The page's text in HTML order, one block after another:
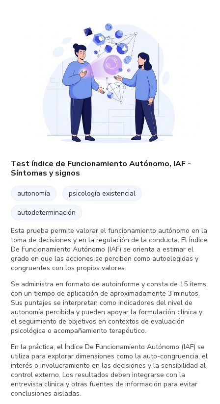
Test índice de Funcionamiento Autónomo, IAF -
Síntomas y signos
autonomía psicología existencial
autodeterminación
Esta prueba permite valorar el funcionamiento autónomo en la
toma de decisiones y en la regulación de la conducta. El Índice
De Funcionamiento Autónomo (IAF) se orienta a estimar el
grado en que las acciones se perciben como autoelegidas y
congruentes con los propios valores.
Se administra en formato de autoinforme y consta de 15 ítems,
con un tiempo de aplicación de aproximadamente 3 minutos.
Sus puntajes se interpretan como indicadores del nivel de
autonomía percibida y pueden apoyar la formulación clínica y
el seguimiento de objetivos en contextos de evaluación
psicológica o acompañamiento terapéutico.
En la práctica, el Índice De Funcionamiento Autónomo (IAF) se
utiliza para explorar dimensiones como la auto-congruencia, el
interés o involucramiento en las decisiones y la sensibilidad al
control externo. Los resultados deben integrarse con la
entrevista clínica y otras fuentes de información para evitar
conclusiones aisladas.